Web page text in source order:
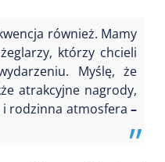
również. Mamy
którzy chcieli
Myślę, że
atrakcyjne nagrody,
i rodzinna atmosfera –